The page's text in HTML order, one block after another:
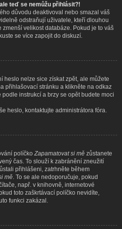
teď se nemůžu přihlásit?!
důvodu deaktivoval nebo smazal váš
odstraňují uživatele, kteří dlouhou
velikost databáze. Pokud je to váš
se více zapojit do diskuzí.
heslo nelze sice získat zpět, ale můžete
přihlašovací stránku a klikněte na odkaz
podle instrukcí a brzy se opět budete moci
heslo, kontaktujte administrátora fóra.
políčko Zapamatovat si mě zůstanete
čas. To slouží k zabránění zneužití
přihlášeni, zatrhněte během
mě . To se ale nedoporučuje, pokud
např. v knihovně, internetové
toto zaškrtávací políčko nevidíte,
funkci zakázal.